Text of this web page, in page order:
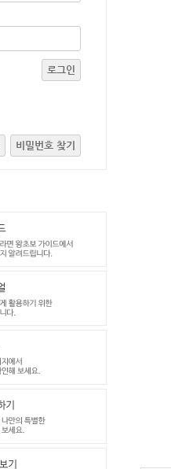
로그인
비밀번호 찾기